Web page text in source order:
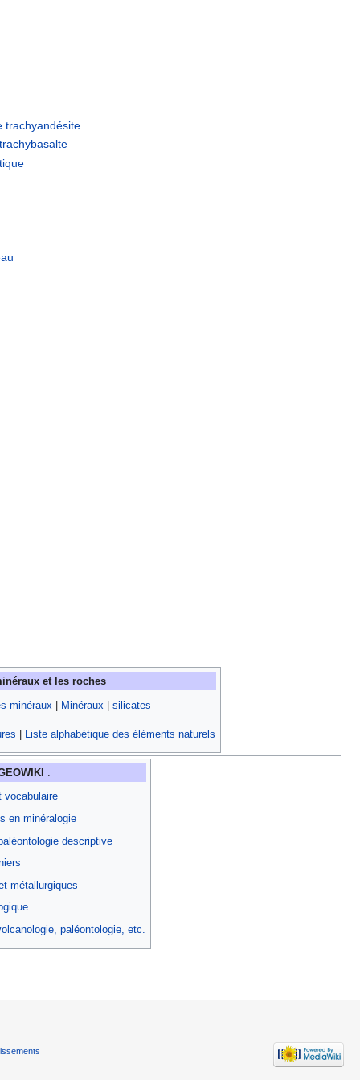
trachyandésite
trachybasalte
et les roches
minéraux | Minéraux | silicates
| Liste alphabétique des éléments naturels
:
vocabulaire
en minéralogie
descriptive
métallurgiques
paléontologie, etc.